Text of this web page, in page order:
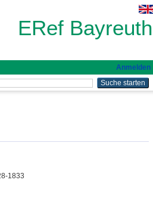
ERef Bayreuth
Anmelden
1833